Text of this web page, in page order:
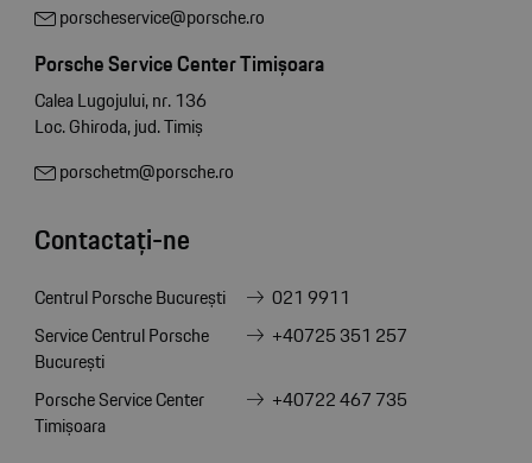
porscheservice@porsche.ro
Porsche Service Center Timișoara
Calea Lugojului, nr. 136
Loc. Ghiroda, jud. Timiș
porschetm@porsche.ro
Contactați-ne
Centrul Porsche București
021 9911
Service Centrul Porsche
București
+40725 351 257
Porsche Service Center
Timișoara
+40722 467 735